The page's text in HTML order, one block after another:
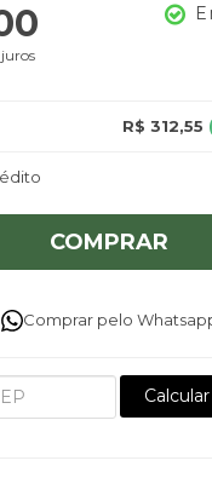
R$ 312,55
COMPRAR
Comprar pelo
Calcular